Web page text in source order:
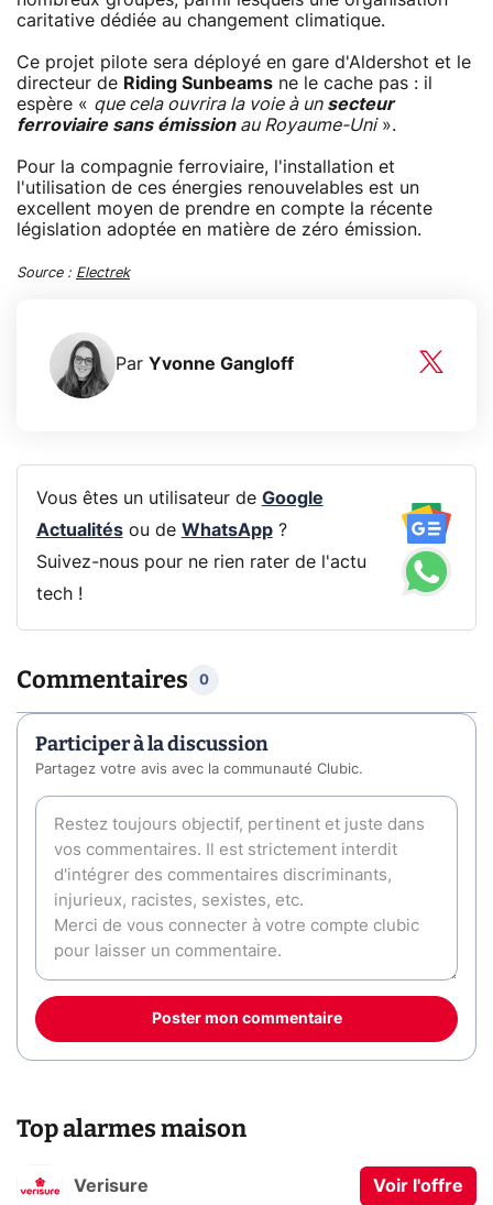
caritative dédiée au changement climatique.
Ce projet pilote sera déployé en gare d'Aldershot et le
directeur de Riding Sunbeams ne le cache pas : il
espère « que cela ouvrira la voie à un secteur
ferroviaire sans émissionau Royaume-Uni».
Pour la compagnie ferroviaire, l'installation et
l'utilisation de ces énergies renouvelables est un
excellent moyen de prendre en compte la récente
législation adoptée en matière de zéro émission.
Source : Electrek
Par Yvonne Gangloff
Vous êtes un utilisateur de Google
Actualitésou de WhatsApp?
Suivez-nous pour ne rien rater de l'actu
tech !
Commentaires 0
Participer à la discussion
Partagez votre avis avec la communauté Clubic.
Poster mon commentaire
Top alarmes maison
Verisure Voir l'offre